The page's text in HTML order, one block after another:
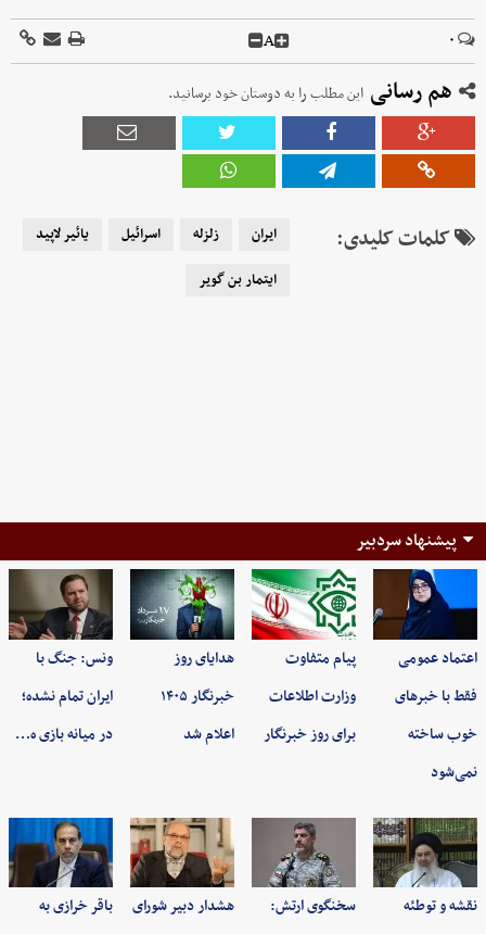
۰ A
هم رسانی این مطلب را به دوستان خود برسانید.
کلمات کلیدی: ایران زلزله اسرائیل
یائیر لاپید
ایتمار بن گویر
پیشنهاد سردبیر
اعتماد عمومی
فقط با خبرهای
خوب ساخته
نمی‌شود
پیام متفاوت
وزارت اطلاعات
برای روز خبرنگار
هدایای روز
خبرنگار ۱۴۰۵
اعلام شد
ونس: جنگ با
ایران تمام نشده؛
در میانه بازی ه…
نقشه و توطئه
سخنگوی ارتش:
هشدار دبیر شورای
باقر خرازی به